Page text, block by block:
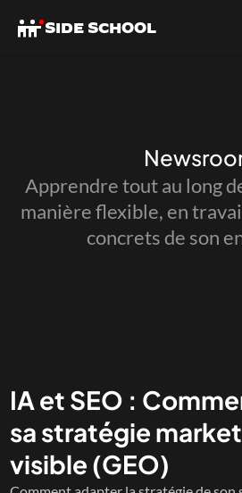
Apprendre tout au long
manière flexible, en
concrets de son
IA et SEO :
sa stratégie
visible (GEO)
SIDE SCHOOL
SIDE SCHOOL